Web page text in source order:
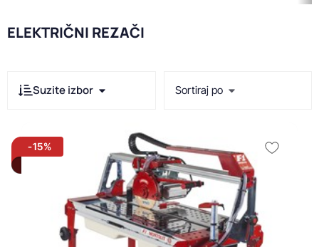
ELEKTRIČNI REZAČI
Suzite izbor
Sve
Montolit
Raimondi
Sortiraj po
Prikaži po stranici:
-15%